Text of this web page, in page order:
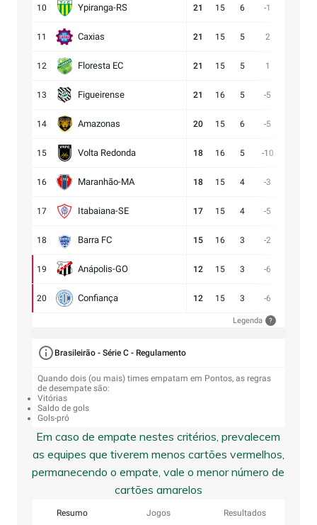
10 Ypiranga-RS 21 15 6 -1
11 Caxias 21 15 5 2
12 Floresta EC 21 15 5 1
13 Figueirense 21 16 5 -5
14 Amazonas 20 15 6 -5
15 Volta Redonda 18 16 5 -10
16 Maranhão-MA 18 15 4 -3
17 Itabaiana-SE 17 15 4 -5
18 Barra FC 15 16 3 -2
19 Anápolis-GO 12 15 3 -6
20 Confiança 12 15 3 -6
Legenda ?
Brasileirão - Série C - Regulamento
Quando dois (ou mais) times empatam em Pontos, as regras
de desempate são:
Vitórias
Saldo de gols
Gols-pró
Em caso de empate nestes critérios, prevalecem
as equipes que tiverem menos cartões vermelhos,
permanecendo o empate, vale o menor número de
cartões amarelos
Resumo Jogos Resultados